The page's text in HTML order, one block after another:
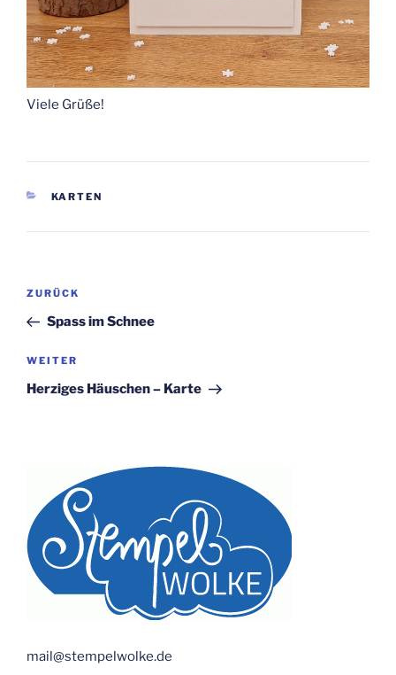
Viele Grüße!
KATEGORIEN
KARTEN
Beitragsnavigation
Vorheriger
Beitrag
ZURÜCK
Spass im Schnee
Nächster
Beitrag
WEITER
Herziges Häuschen – Karte
mail@stempelwolke.de